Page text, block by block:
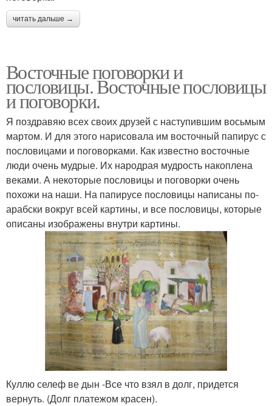
читать дальше →
Восточные поговорки и
пословицы. Восточные пословицы
и поговорки.
Я поздравяю всех своих друзей с наступившим восьмым
мартом. И для этого нарисовала им восточный папирус с
пословицами и поговорками. Как известно восточные
люди очень мудрые. Их народрая мудрость накоплена
веками. А некоторые пословицы и поговорки очень
похожи на наши. На папирусе пословицы написаны по-
арабски вокруг всей картины, и все пословицы, которые
описаны изображены внутри картины.
Куллю селеф ве дын -Все что взял в долг, придется
вернуть. (Долг платежом красен).